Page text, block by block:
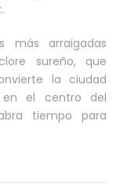
más arraigadas
sureño, que
la ciudad
en el centro del
tiempo para